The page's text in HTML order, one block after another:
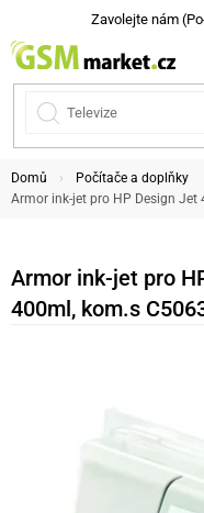
Zavolejte nám
Domů Počítače a doplňky
Armor ink-jet pro HP Design
Armor ink-jet pro
400ml, kom.s